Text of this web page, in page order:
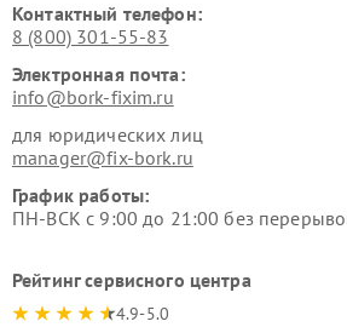
Контактный телефон:
8 (800) 301-55-83
Электронная почта:
info@bork-fixim.ru
для юридических лиц
manager@fix-bork.ru
График работы:
ПН-ВСК с 9:00 до 21:00 без
Рейтинг сервисного центра
4.9-5.0